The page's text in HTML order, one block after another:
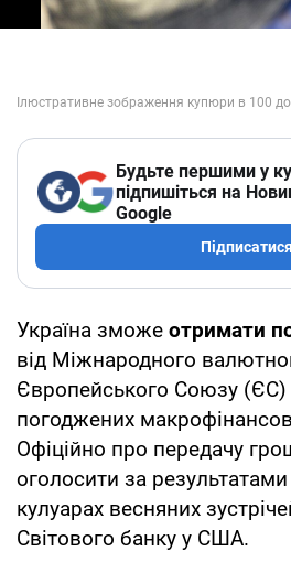
Будьте першими у
підпишіться на
Google
Підписатися
Україна зможе отримати
від Міжнародного
Європейського Союзу (ЄС)
погоджених
Офіційно про передачу
оголосити за
кулуарах весняних
Світового банку у США.